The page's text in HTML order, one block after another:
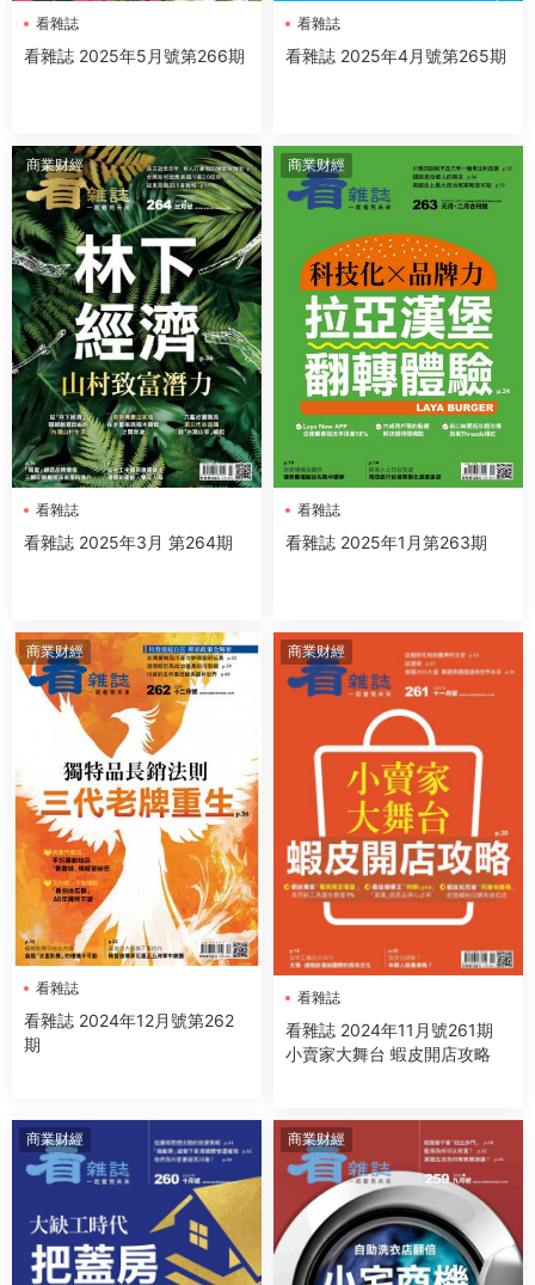
看雜誌
看雜誌 2025年5月號第266期
看雜誌
看雜誌 2025年4月號第265期
商業财經
看雜誌
看雜誌 2025年3月 第264期
商業财經
看雜誌
看雜誌 2025年1月第263期
商業财經
看雜誌
看雜誌 2024年12月號第262
期
商業财經
看雜誌
看雜誌 2024年11月號261期
小賣家大舞台 蝦皮開店攻略
商業财經 商業财經